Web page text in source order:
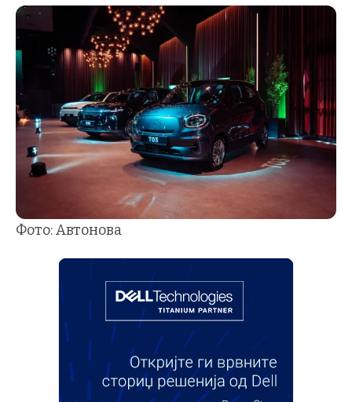
Фото: Автонова